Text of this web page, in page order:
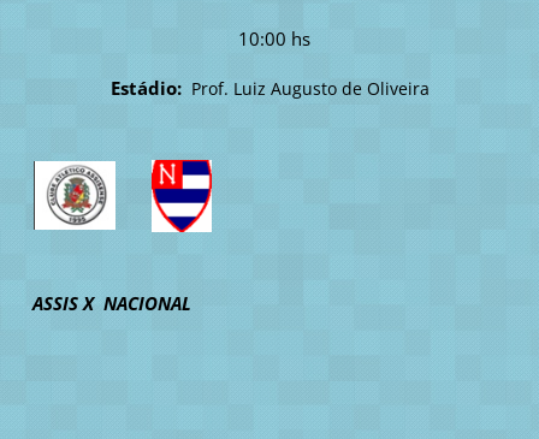
10:00 hs
Estádio: Prof. Luiz Augusto de Oliveira
ASSIS X NACIONAL